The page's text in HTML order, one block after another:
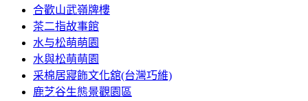
合歡山武嶺牌樓
茶二指故事館
水与松萌萌園
水與松萌萌園
采棉居寢飾文化舘(台灣巧維)
鹿芝谷生態景觀園區